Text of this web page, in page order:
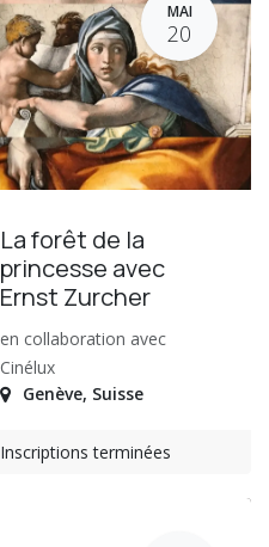
MAI
20
La forêt de la
princesse avec
Ernst Zurcher
en collaboration avec
Cinélux
Genève, Suisse
Inscriptions terminées